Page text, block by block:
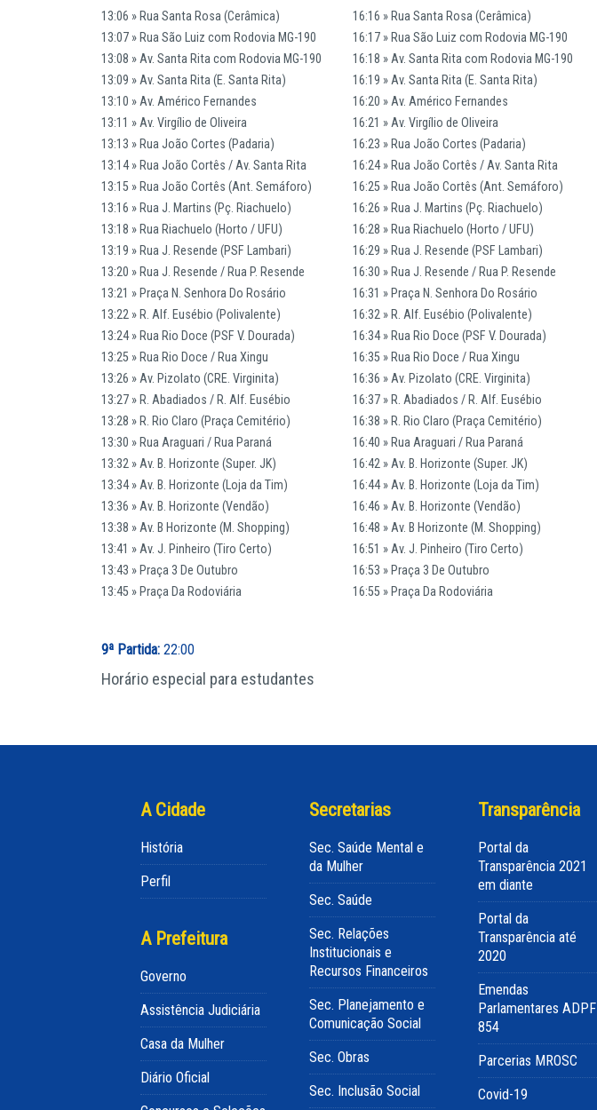
13:06 » Rua Santa Rosa (Cerâmica)
13:07 » Rua São Luiz com Rodovia MG-190
13:08 » Av. Santa Rita com Rodovia MG-190
13:09 » Av. Santa Rita (E. Santa Rita)
13:10 » Av. Américo Fernandes
13:11 » Av. Virgílio de Oliveira
13:13 » Rua João Cortes (Padaria)
13:14 » Rua João Cortês / Av. Santa Rita
13:15 » Rua João Cortês (Ant. Semáforo)
13:16 » Rua J. Martins (Pç. Riachuelo)
13:18 » Rua Riachuelo (Horto / UFU)
13:19 » Rua J. Resende (PSF Lambari)
13:20 » Rua J. Resende / Rua P. Resende
13:21 » Praça N. Senhora Do Rosário
13:22 » R. Alf. Eusébio (Polivalente)
13:24 » Rua Rio Doce (PSF V. Dourada)
13:25 » Rua Rio Doce / Rua Xingu
13:26 » Av. Pizolato (CRE. Virginita)
13:27 » R. Abadiados / R. Alf. Eusébio
13:28 » R. Rio Claro (Praça Cemitério)
13:30 » Rua Araguari / Rua Paraná
13:32 » Av. B. Horizonte (Super. JK)
13:34 » Av. B. Horizonte (Loja da Tim)
13:36 » Av. B. Horizonte (Vendão)
13:38 » Av. B Horizonte (M. Shopping)
13:41 » Av. J. Pinheiro (Tiro Certo)
13:43 » Praça 3 De Outubro
13:45 » Praça Da Rodoviária
16:16 » Rua Santa Rosa (Cerâmica)
16:17 » Rua São Luiz com Rodovia MG-190
16:18 » Av. Santa Rita com Rodovia MG-190
16:19 » Av. Santa Rita (E. Santa Rita)
16:20 » Av. Américo Fernandes
16:21 » Av. Virgílio de Oliveira
16:23 » Rua João Cortes (Padaria)
16:24 » Rua João Cortês / Av. Santa Rita
16:25 » Rua João Cortês (Ant. Semáforo)
16:26 » Rua J. Martins (Pç. Riachuelo)
16:28 » Rua Riachuelo (Horto / UFU)
16:29 » Rua J. Resende (PSF Lambari)
16:30 » Rua J. Resende / Rua P. Resende
16:31 » Praça N. Senhora Do Rosário
16:32 » R. Alf. Eusébio (Polivalente)
16:34 » Rua Rio Doce (PSF V. Dourada)
16:35 » Rua Rio Doce / Rua Xingu
16:36 » Av. Pizolato (CRE. Virginita)
16:37 » R. Abadiados / R. Alf. Eusébio
16:38 » R. Rio Claro (Praça Cemitério)
16:40 » Rua Araguari / Rua Paraná
16:42 » Av. B. Horizonte (Super. JK)
16:44 » Av. B. Horizonte (Loja da Tim)
16:46 » Av. B. Horizonte (Vendão)
16:48 » Av. B Horizonte (M. Shopping)
16:51 » Av. J. Pinheiro (Tiro Certo)
16:53 » Praça 3 De Outubro
16:55 » Praça Da Rodoviária
9ª Partida:22:00
Horário especial para estudantes
A Cidade
História
Perfil
A Prefeitura
Governo
Assistência Judiciária
Casa da Mulher
Diário Oficial
Secretarias
Sec. Saúde Mental e
da Mulher
Sec. Saúde
Sec. Relações
Institucionais e
Recursos Financeiros
Sec. Planejamento e
Comunicação Social
Sec. Obras
Sec. Inclusão Social
Transparência
Portal da
Transparência 2021
em diante
Portal da
Transparência até
2020
Emendas
Parlamentares ADPF
854
Parcerias MROSC
Covid-19